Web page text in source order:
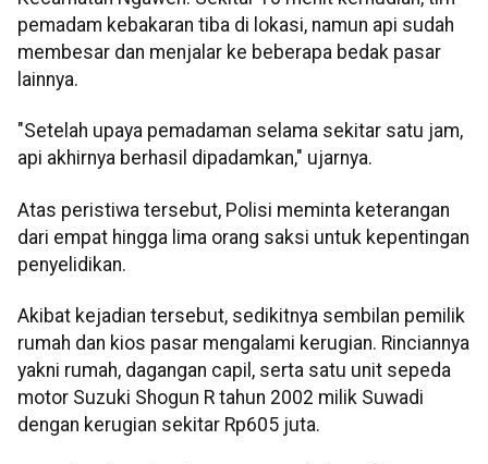
pemadam kebakaran tiba di lokasi, namun api sudah
membesar dan menjalar ke beberapa bedak pasar
lainnya.
"Setelah upaya pemadaman selama sekitar satu jam,
api akhirnya berhasil dipadamkan," ujarnya.
Atas peristiwa tersebut, Polisi meminta keterangan
dari empat hingga lima orang saksi untuk kepentingan
penyelidikan.
Akibat kejadian tersebut, sedikitnya sembilan pemilik
rumah dan kios pasar mengalami kerugian. Rinciannya
yakni rumah, dagangan capil, serta satu unit sepeda
motor Suzuki Shogun R tahun 2002 milik Suwadi
dengan kerugian sekitar Rp605 juta.